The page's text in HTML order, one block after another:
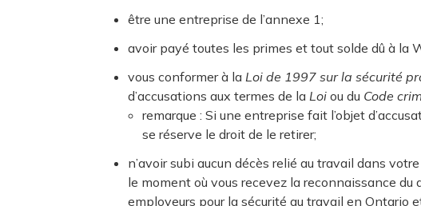
être une entreprise de l’annexe 1;
avoir payé toutes les primes et tout solde dû à la
vous conformer à la Loi de 1997 sur la sécurité
d’accusations aux termes de la Loi ou du Code
remarque : Si une entreprise fait l’objet
se réserve le droit de le retirer;
n’avoir subi aucun décès relié au travail dans
le moment où vous recevez la reconnaissance
employeurs pour la sécurité au travail en Ontario